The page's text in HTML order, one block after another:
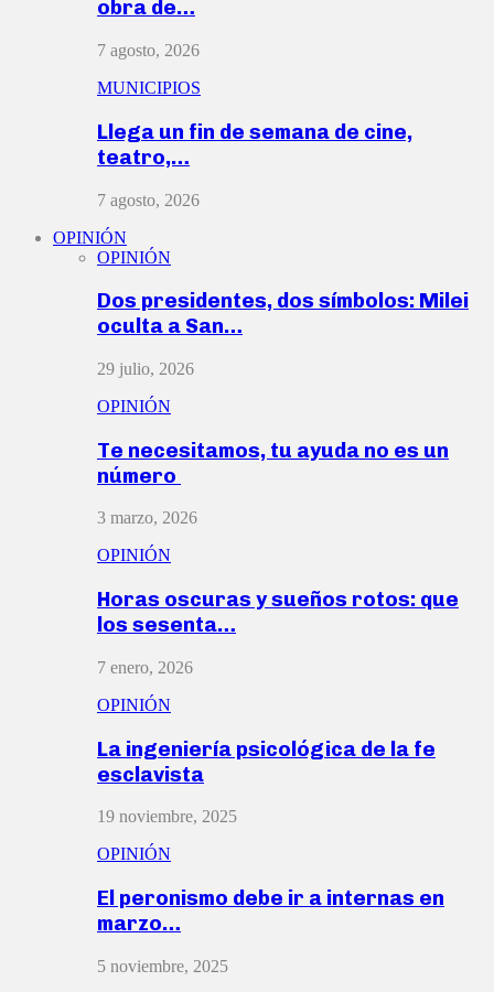
obra de…
7 agosto, 2026
MUNICIPIOS
Llega un fin de semana de cine,
teatro,…
7 agosto, 2026
OPINIÓN
OPINIÓN
Dos presidentes, dos símbolos: Milei
oculta a San…
29 julio, 2026
OPINIÓN
Te necesitamos, tu ayuda no es un
número
3 marzo, 2026
OPINIÓN
Horas oscuras y sueños rotos: que
los sesenta…
7 enero, 2026
OPINIÓN
La ingeniería psicológica de la fe
esclavista
19 noviembre, 2025
OPINIÓN
El peronismo debe ir a internas en
marzo…
5 noviembre, 2025